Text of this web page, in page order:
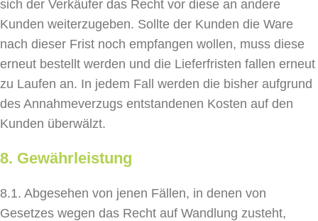
sich der Verkäufer das Recht vor diese an andere
Kunden weiterzugeben. Sollte der Kunden die Ware
nach dieser Frist noch empfangen wollen, muss diese
erneut bestellt werden und die Lieferfristen fallen erneut
zu Laufen an. In jedem Fall werden die bisher aufgrund
des Annahmeverzugs entstandenen Kosten auf den
Kunden überwälzt.
8. Gewährleistung
8.1. Abgesehen von jenen Fällen, in denen von
Gesetzes wegen das Recht auf Wandlung zusteht,